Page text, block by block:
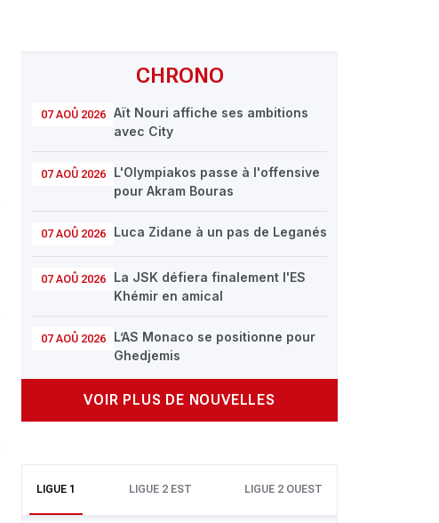
CHRONO
07 AOÛ 2026
Aït Nouri affiche ses ambitions
avec City
07 AOÛ 2026
L'Olympiakos passe à l'offensive
pour Akram Bouras
07 AOÛ 2026 Luca Zidane à un pas de Leganés
07 AOÛ 2026
La JSK défiera finalement l'ES
Khémir en amical
07 AOÛ 2026
L’AS Monaco se positionne pour
Ghedjemis
VOIR PLUS DE NOUVELLES
LIGUE 1 LIGUE 2 EST LIGUE 2 OUEST